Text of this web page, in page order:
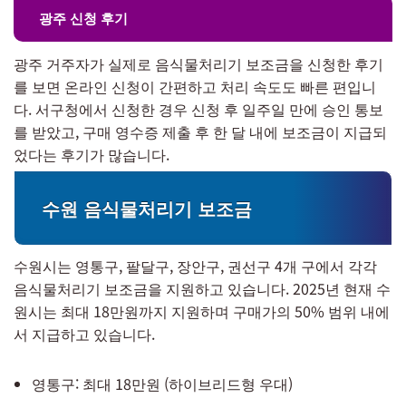
광주 신청 후기
광주 거주자가 실제로 음식물처리기 보조금을 신청한 후기
를 보면 온라인 신청이 간편하고 처리 속도도 빠른 편입니
다. 서구청에서 신청한 경우 신청 후 일주일 만에 승인 통보
를 받았고, 구매 영수증 제출 후 한 달 내에 보조금이 지급되
었다는 후기가 많습니다.
수원 음식물처리기 보조금
수원시는 영통구, 팔달구, 장안구, 권선구 4개 구에서 각각
음식물처리기 보조금을 지원하고 있습니다. 2025년 현재 수
원시는 최대 18만원까지 지원하며 구매가의 50% 범위 내에
서 지급하고 있습니다.
영통구: 최대 18만원 (하이브리드형 우대)